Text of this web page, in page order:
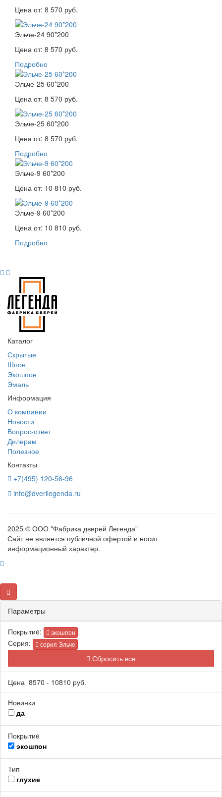
Цена от: 8 570 руб.
Эльче-24 90*200
Цена от: 8 570 руб.
Подробно
Эльче-25 60*200
Цена от: 8 570 руб.
Эльче-25 60*200
Цена от: 8 570 руб.
Подробно
Эльче-9 60*200
Цена от: 10 810 руб.
Эльче-9 60*200
Цена от: 10 810 руб.
Подробно
Каталог
Скрытые
Шпон
Экошпон
Эмаль
Информация
О компании
Новости
Вопрос-ответ
Дилерам
Полезное
Контакты
+7(495) 120-56-96
info@dverilegenda.ru
2025 © ООО "Фабрика дверей Легенда"
Сайт не является публичной офертой и носит
информационный характер.
Параметры
Покрытиe: экошпон
Серия: серия Эльче
Сбросить все
Цена 8570 - 10810 руб.
Новинки
да
Покрытиe
экошпон
Тип
глухие